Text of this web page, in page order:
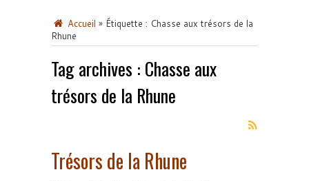
Accueil » Étiquette : Chasse aux trésors de la
Rhune
Tag archives : Chasse aux
trésors de la Rhune
Trésors de la Rhune